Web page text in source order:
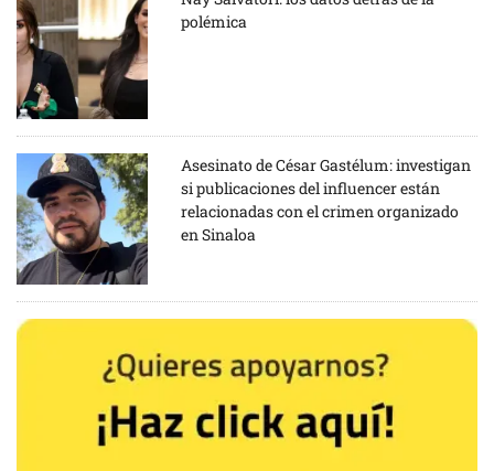
polémica
Asesinato de César Gastélum: investigan
si publicaciones del influencer están
relacionadas con el crimen organizado
en Sinaloa